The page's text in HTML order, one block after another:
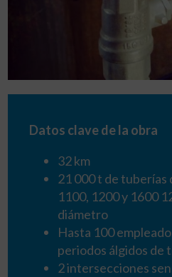
Datos clave de la obra
32 km
21 000 t de tuberías
1100, 1200 y 1600
diámetro
Hasta 100
periodos álgidos de
2 intersecciones